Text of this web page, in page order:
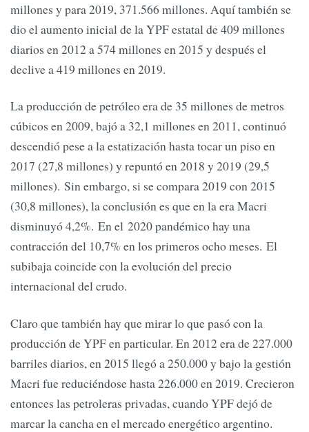
millones y para 2019, 371.566 millones. Aquí también se
dio el aumento inicial de la YPF estatal de 409 millones
diarios en 2012 a 574 millones en 2015 y después el
declive a 419 millones en 2019.
La producción de petróleo era de 35 millones de metros
cúbicos en 2009, bajó a 32,1 millones en 2011, continuó
descendió pese a la estatización hasta tocar un piso en
2017 (27,8 millones) y repuntó en 2018 y 2019 (29,5
millones). Sin embargo, si se compara 2019 con 2015
(30,8 millones), la conclusión es que en la era Macri
disminuyó 4,2%. En el 2020 pandémico hay una
contracción del 10,7% en los primeros ocho meses. El
subibaja coincide con la evolución del precio
internacional del crudo.
Claro que también hay que mirar lo que pasó con la
producción de YPF en particular. En 2012 era de 227.000
barriles diarios, en 2015 llegó a 250.000 y bajo la gestión
Macri fue reduciéndose hasta 226.000 en 2019. Crecieron
entonces las petroleras privadas, cuando YPF dejó de
marcar la cancha en el mercado energético argentino.